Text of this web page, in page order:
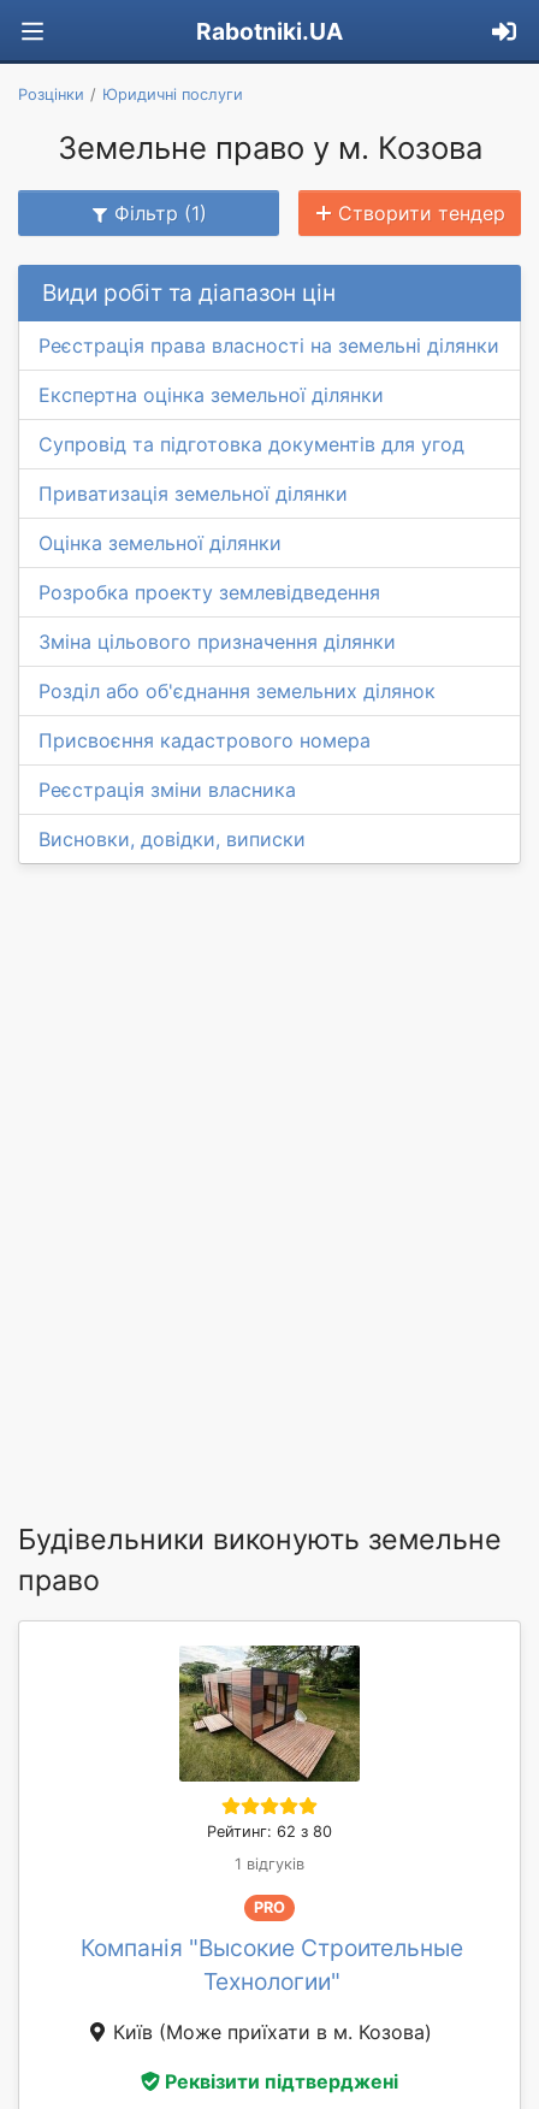
Rabotniki.UA
Розцінки Юридичні послуги
Земельне право у м. Козова
Фільтр (1) Створити тендер
Види робіт та діапазон цін
Реєстрація права власності на земельні ділянки
Експертна оцінка земельної ділянки
Супровід та підготовка документів для угод
Приватизація земельної ділянки
Оцінка земельної ділянки
Розробка проекту землевідведення
Зміна цільового призначення ділянки
Розділ або об'єднання земельних ділянок
Присвоєння кадастрового номера
Реєстрація зміни власника
Висновки, довідки, виписки
Будівельники виконують земельне
право
Рейтинг: 62 з 80
1 відгуків
PRO
Компанія "Высокие Строительные
Технологии"
Київ (Може приїхати в м. Козова)
Реквізити підтверджені